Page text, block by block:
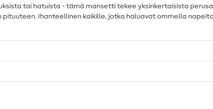
tai hatuista - tämä mansetti tekee yksinkertaisista
Ihanteellinen kaikille, jotka haluavat ommella